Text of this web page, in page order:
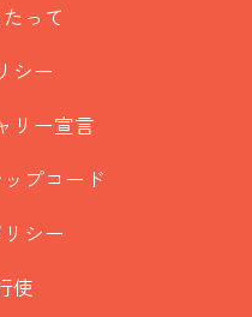
って
シー
リー宣言
プコード
シー
使